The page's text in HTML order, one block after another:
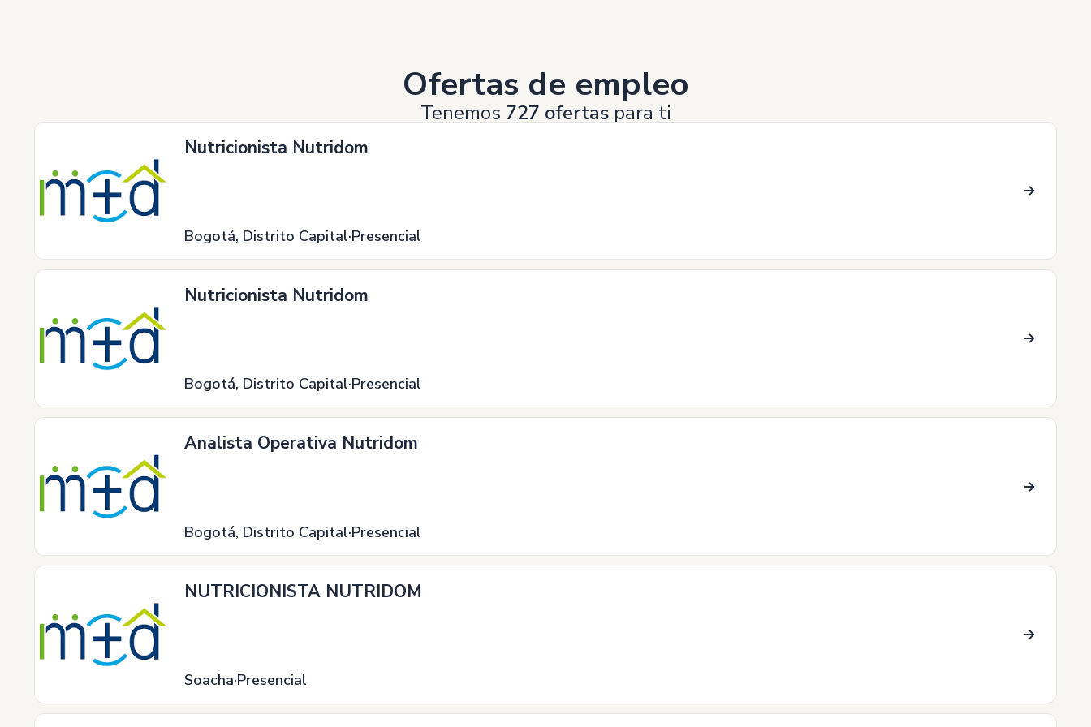
Ofertas de empleo
Tenemos 727 ofertaspara ti
Nutricionista Nutridom
Bogotá, Distrito Capital Presencial
Nutricionista Nutridom
Bogotá, Distrito Capital Presencial
Analista Operativa Nutridom
Bogotá, Distrito Capital Presencial
NUTRICIONISTA NUTRIDOM
Soacha Presencial